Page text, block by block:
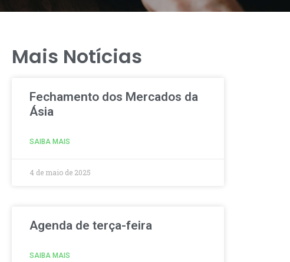
Mais Notícias
Fechamento dos Mercados da
Ásia
SAIBA MAIS
4 de maio de 2025
Agenda de terça-feira
SAIBA MAIS